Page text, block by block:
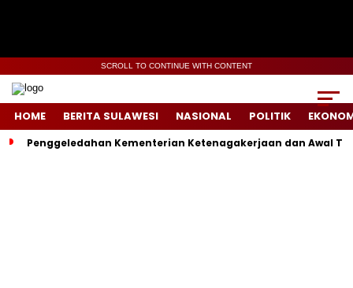
SCROLL TO CONTINUE WITH CONTENT
HOME BERITA SULAWESI NASIONAL POLITIK
Penggeledahan Kementerian Ketenagakerjaan dan Awal